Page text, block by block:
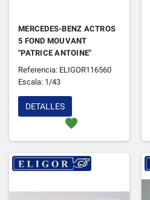
MERCEDES-BENZ ACTROS
5 FOND MOUVANT
"PATRICE ANTOINE"
Referencia: ELIGOR116560
Escala: 1/43
favorite
DETALLES